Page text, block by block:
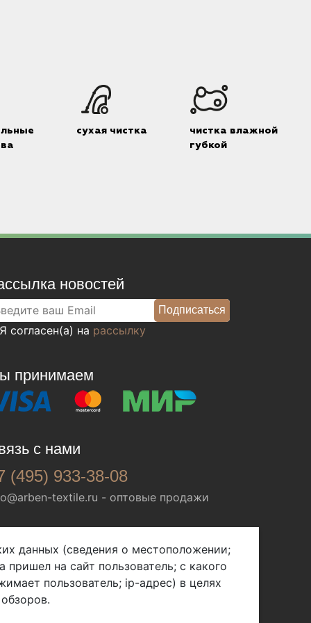
сухая чистка
чистка влажной
губкой
новостей
Я согласен(а) на рассылку
принимаем
с нами
(495) 933-38-08
textile.ru - оптовые продажи
данных (сведения о местоположении;
на сайт пользователь; с какого
пользователь; ip-адрес) в целях